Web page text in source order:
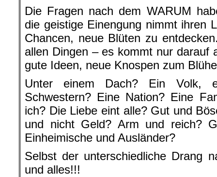
Die Fragen nach dem WARUM
die geistige Einengung nimmt ihren
Chancen, neue Blüten zu
allen Dingen – es kommt nur darauf
gute Ideen, neue Knospen zum
Unter einem Dach? Ein Volk,
Schwestern? Eine Nation? Eine
ich? Die Liebe eint alle? Gut und
und nicht Geld? Arm und reich?
Einheimische und Ausländer?
Selbst der unterschiedliche Drang
und alles!!!